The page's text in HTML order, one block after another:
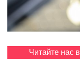
Читайте нас в